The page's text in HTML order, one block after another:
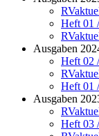
Heft 01
Ausgaben
Heft 02
Heft 01
Ausgaben
Heft 03